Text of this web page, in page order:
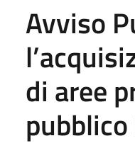
Avviso
di aree